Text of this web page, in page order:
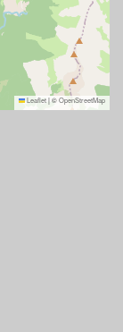
Leaflet|©OpenStreetMap